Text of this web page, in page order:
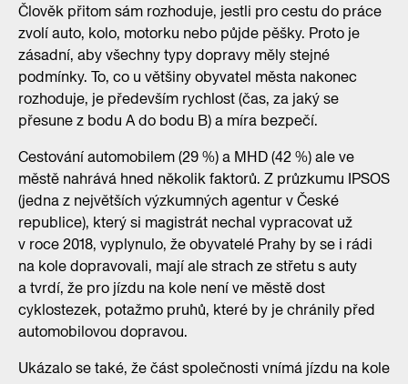
Člověk přitom sám rozhoduje, jestli pro cestu do práce
zvolí auto, kolo, motorku nebo půjde pěšky. Proto je
zásadní, aby všechny typy dopravy měly stejné
podmínky. To, co u většiny obyvatel města nakonec
rozhoduje, je především rychlost (čas, za jaký se
přesune z bodu A do bodu B) a míra bezpečí.
Cestování automobilem (29 %) a MHD (42 %) ale ve
městě nahrává hned několik faktorů. Z průzkumu IPSOS
(jedna z největších výzkumných agentur v České
republice), který si magistrát nechal vypracovat už
v roce 2018, vyplynulo, že obyvatelé Prahy by se i rádi
na kole dopravovali, mají ale strach ze střetu s auty
a tvrdí, že pro jízdu na kole není ve městě dost
cyklostezek, potažmo pruhů, které by je chránily před
automobilovou dopravou.
Ukázalo se také, že část společnosti vnímá jízdu na kole